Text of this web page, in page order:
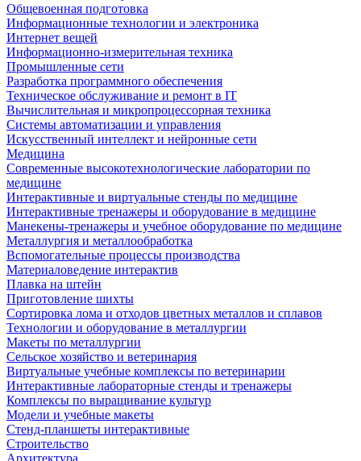
Общевоенная подготовка
Информационные технологии и электроника
Интернет вещей
Информационно-измерительная техника
Промышленные сети
Разработка программного обеспечения
Техническое обслуживание и ремонт в IT
Вычислительная и микропроцессорная техника
Системы автоматизации и управления
Искусственный интеллект и нейронные сети
Медицина
Современные высокотехнологические лаборатории по
медицине
Интерактивные и виртуальные стенды по медицине
Интерактивные тренажеры и оборудование в медицине
Манекены-тренажеры и учебное оборудование по медицине
Металлургия и металлообработка
Вспомогательные процессы производства
Материаловедение интерактив
Плавка на штейн
Приготовление шихты
Сортировка лома и отходов цветных металлов и сплавов
Технологии и оборудование в металлургии
Макеты по металлургии
Сельское хозяйство и ветеринария
Виртуальные учебные комплексы по ветеринарии
Интерактивные лабораторные стенды и тренажеры
Комплексы по выращивание культур
Модели и учебные макеты
Стенд-планшеты интерактивные
Строительство
Архитектура